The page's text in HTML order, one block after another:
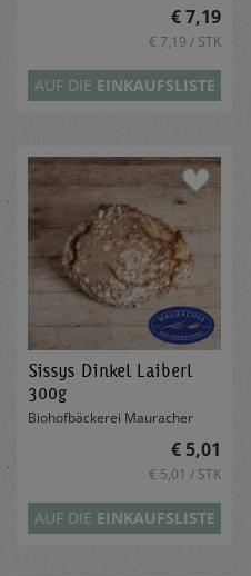
€ 7,19
€ 7,19 / STK
AUF DIE EINKAUFSLISTE
Sissys Dinkel Laiberl
300g
Biohofbäckerei Mauracher
€ 5,01
€ 5,01 / STK
AUF DIE EINKAUFSLISTE